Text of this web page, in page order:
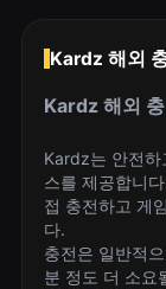
Kardz 해외
Kardz 해외
Kardz는 안전하
스를 제공합니
접 충전하고 게
다.
충전은 일반적
분 정도 더 소요